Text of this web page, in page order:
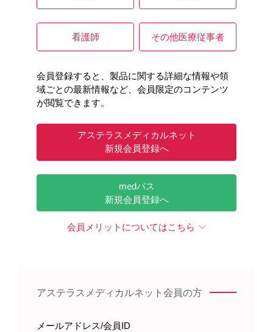
製品情報・安全性情報
セミナー・講演会
メディカルアフェアーズ情報
オンラインMR
看護師 その他医療従事者
会員登録すると、製品に関する詳細な情報や領
域ごとの最新情報など、会員限定のコンテンツ
が閲覧できます。
アステラスメディカルネット
新規会員登録へ
medパス
新規会員登録へ
会員メリットについてはこちら
アステラスメディカルネット会員の方
メールアドレス/会員ID